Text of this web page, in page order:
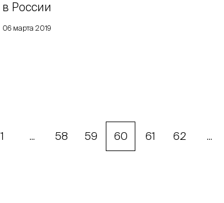
06 марта 2019
в России
1 ... 58 59 60 61 62 ...